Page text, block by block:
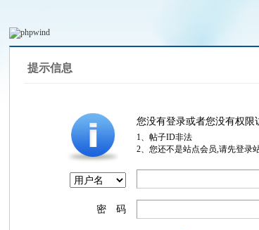
提示信息
您没有登录或者您没有权限
1、帖子ID非法
2、您还不是站点会员,请先登录
密 码